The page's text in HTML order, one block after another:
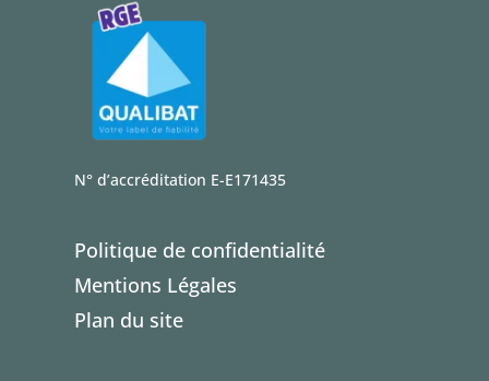
N° d’accréditation E-E171435
Politique de confidentialité
Mentions Légales
Plan du site